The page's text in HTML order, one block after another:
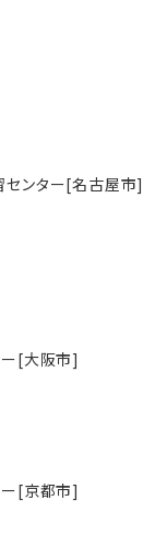
センター[名古屋市]
ー[大阪市]
ー[京都市]